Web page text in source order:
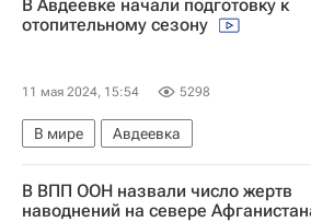
В Авдеевке начали подготовку к
отопительному сезону
11 мая 2024, 15:54 5298
В мире
Авдеевка
Донецкая Народная Республика
Денис Пушилин
В ВПП ООН назвали число жертв
наводнений на севере